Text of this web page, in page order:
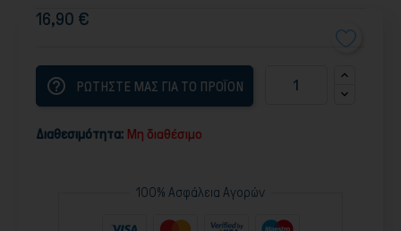
16,90 €
help_outline ΡΩΤΗΣΤΕ ΜΑΣ ΓΙΑ ΤΟ ΠΡΟΪΟΝ
Διαθεσιμότητα: Μη διαθέσιμο
100% Ασφάλεια Αγορών